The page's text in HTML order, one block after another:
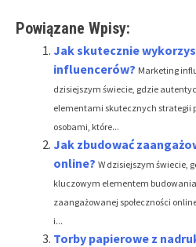
Powiązane Wpisy:
Jak skutecznie
influencerów? Marketing
dzisiejszym świecie, gdzie
elementami skutecznych strategii
osobami, które...
Jak zbudować
online? W dzisiejszym świecie,
kluczowym elementem
zaangażowanej społeczności
i...
Torby papierowe z